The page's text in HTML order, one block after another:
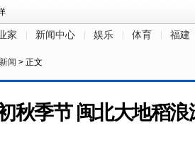
家 新闻中心 娱乐 体育 福建
闻 > 正文
秋季节 闽北大地稻浪